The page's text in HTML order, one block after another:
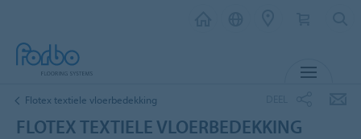
Flotex textiele vloerbedekking
FLOTEX TEXTIELE VLOERBEDEKKING